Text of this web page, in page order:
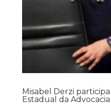
Misabel Derzi
Estadual da